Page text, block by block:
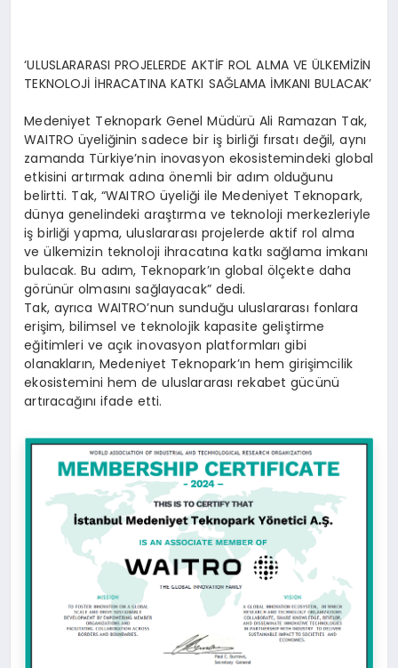
‘ULUSLARARASI PROJELERDE AKTİF ROL ALMA VE ÜLKEMİZİN
TEKNOLOJİ İHRACATINA KATKI SAĞLAMA İMKANI BULACAK’
Medeniyet Teknopark Genel Müdürü Ali Ramazan Tak,
WAITRO üyeliğinin sadece bir iş birliği fırsatı değil, aynı
zamanda Türkiye’nin inovasyon ekosistemindeki global
etkisini artırmak adına önemli bir adım olduğunu
belirtti. Tak, “WAITRO üyeliği ile Medeniyet Teknopark,
dünya genelindeki araştırma ve teknoloji merkezleriyle
iş birliği yapma, uluslararası projelerde aktif rol alma
ve ülkemizin teknoloji ihracatına katkı sağlama imkanı
bulacak. Bu adım, Teknopark’ın global ölçekte daha
görünür olmasını sağlayacak” dedi.
Tak, ayrıca WAITRO’nun sunduğu uluslararası fonlara
erişim, bilimsel ve teknolojik kapasite geliştirme
eğitimleri ve açık inovasyon platformları gibi
olanakların, Medeniyet Teknopark’ın hem girişimcilik
ekosistemini hem de uluslararası rekabet gücünü
artıracağını ifade etti.